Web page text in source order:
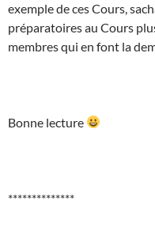
exemple de ces Cours,
préparatoires au Cours
membres qui en font la
Bonne lecture
**************